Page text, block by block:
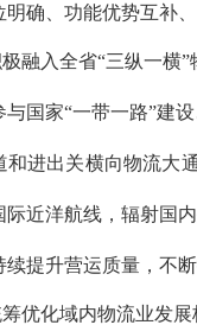
明确、功能优势互补
入全省“三纵一横”
国家“一带一路”建
和进出关横向物流大
际近洋航线，辐射国
续提升营运质量，不
化域内物流业发展